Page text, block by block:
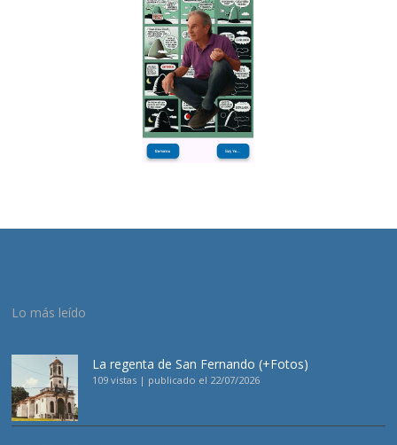
Lo más leído
La regenta de San Fernando (+Fotos)
109 vistas | publicado el 22/07/2026